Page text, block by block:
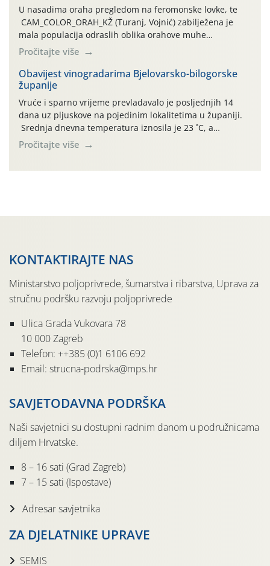
U nasadima oraha pregledom na feromonske lovke, te
CAM_COLOR_ORAH_KŽ (Turanj, Vojnić) zabilježena je
mala populacija odraslih oblika orahove muhe
(Rhagoletis completa). Niska brojnost može se objasniti
činjenicom da je riječ o mladim nasadima s vrlo malim
urodom, što je povezano i s manjim brojem prezimjelih
jedinki. U starijim nasadima, na žutim ljepljivim Rebell
pločama s […]
Pročitajte više
Obavijest vinogradarima Bjelovarsko-bilogorske
županije
Vruće i sparno vrijeme prevladavalo je posljednjih 14
dana uz pljuskove na pojedinim lokalitetima u županiji.
Srednja dnevna temperatura iznosila je 23 ˚C, a
maksimalne su posljednjih dana dosezale do 35 ˚C.
Simptome plamenjače vinove loze (Plasmoparas
Pročitajte više
KONTAKTIRAJTE NAS
Ministarstvo poljoprivrede, šumarstva i ribarstva, Uprava za
stručnu podršku razvoju poljoprivrede
Ulica Grada Vukovara 78
10 000 Zagreb
Telefon: ++385 (0)1 6106 692
Email: strucna-podrska@mps.hr
SAVJETODAVNA PODRŠKA
Naši savjetnici su dostupni radnim danom u podružnicama
diljem Hrvatske.
8 – 16 sati (Grad Zagreb)
7 – 15 sati (Ispostave)
Adresar savjetnika
ZA DJELATNIKE UPRAVE
SEMIS